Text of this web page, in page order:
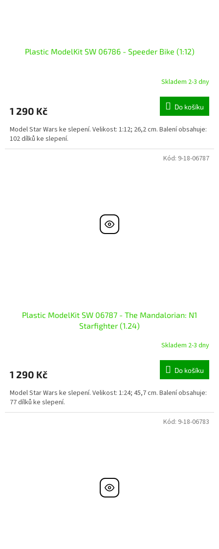
Plastic ModelKit SW 06786 - Speeder Bike (1:12)
Skladem 2-3 dny
1 290 Kč Do košíku
Model Star Wars ke slepení. Velikost: 1:12; 26,2 cm. Balení obsahuje:
102 dílků ke slepení.
Plastic ModelKit SW 06787 - The Mandalorian: N1
Starfighter (1.24)
Skladem 2-3 dny
1 290 Kč Do košíku
Model Star Wars ke slepení. Velikost: 1:24; 45,7 cm. Balení obsahuje:
77 dílků ke slepení.
Kód: 9-18-06787
Kód: 9-18-06783